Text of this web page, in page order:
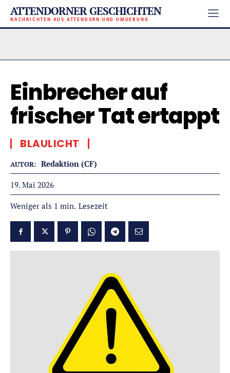
ATTENDORNER GESCHICHTEN
NACHRICHTEN AUS ATTENDORN UND UMGEBUNG
Einbrecher auf
frischer Tat ertappt
BLAULICHT
AUTOR: Redaktion (CF)
19. Mai 2026
Weniger als 1 min. Lesezeit